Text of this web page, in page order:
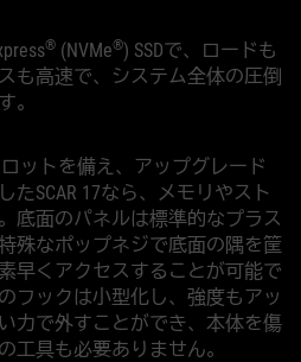
® (NVMe®) SSDで、ロードも
も高速で、システム全体の圧倒
。
ロットを備え、アップグレード
たSCAR 17なら、メモリやスト
底面のパネルは標準的なプラス
殊なポップネジで底面の隅を筐
早くアクセスすることが可能で
フックは小型化し、強度もアッ
力で外すことができ、本体を傷
工具も必要ありません。